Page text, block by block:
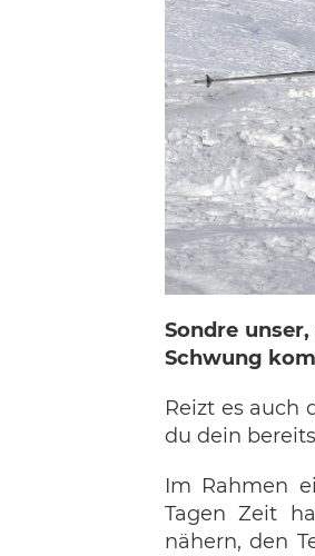
Sondre
Schwung
Reizt es auch
du dein
Im Rahmen
Tagen Zeit
nähern, den